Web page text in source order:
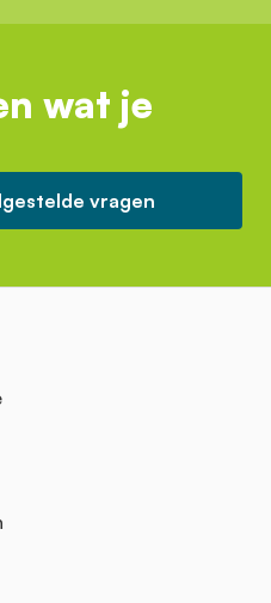
wat je
vragen